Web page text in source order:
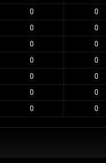
0 0
0 0
0 0
0 0
0 0
0 0
0 0